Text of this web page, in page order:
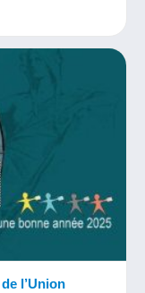
l’Union